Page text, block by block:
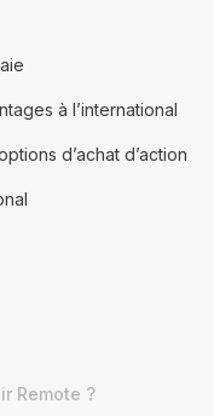
à l’international
d’achat d’action
Remote ?